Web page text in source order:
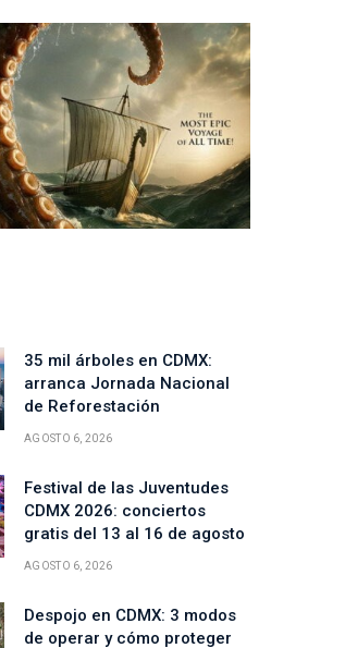
35 mil árboles en CDMX:
arranca Jornada Nacional
de Reforestación
AGOSTO 6, 2026
Festival de las Juventudes
CDMX 2026: conciertos
gratis del 13 al 16 de agosto
AGOSTO 6, 2026
Despojo en CDMX: 3 modos
de operar y cómo proteger